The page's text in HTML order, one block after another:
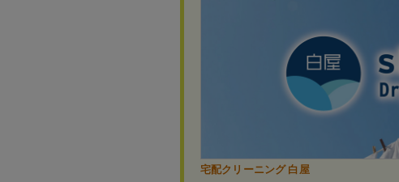
宅配クリーニング 白屋